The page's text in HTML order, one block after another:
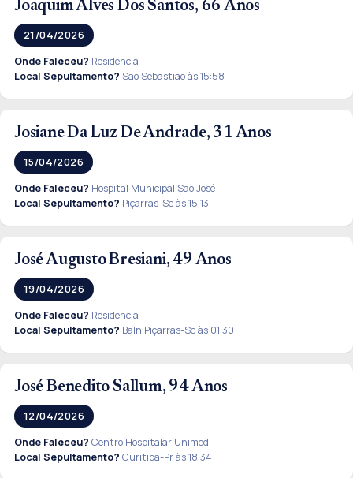
Joaquim Alves Dos Santos, 66 Anos
21/04/2026
Onde Faleceu? Residencia
Local Sepultamento? São Sebastião às 15:58
Josiane Da Luz De Andrade, 31 Anos
15/04/2026
Onde Faleceu? Hospital Municipal São José
Local Sepultamento? Piçarras-Sc às 15:13
José Augusto Bresiani, 49 Anos
19/04/2026
Onde Faleceu? Residencia
Local Sepultamento? Baln.Piçarras-Sc às 01:30
José Benedito Sallum, 94 Anos
12/04/2026
Onde Faleceu? Centro Hospitalar Unimed
Local Sepultamento? Curitiba-Pr às 18:34